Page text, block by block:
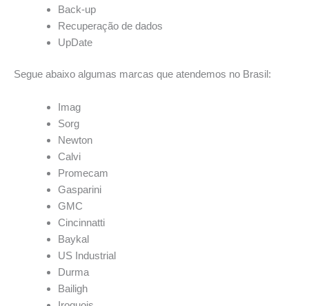
Back-up
Recuperação de dados
UpDate
Segue abaixo algumas marcas que atendemos no Brasil:
Imag
Sorg
Newton
Calvi
Promecam
Gasparini
GMC
Cincinnatti
Baykal
US Industrial
Durma
Bailigh